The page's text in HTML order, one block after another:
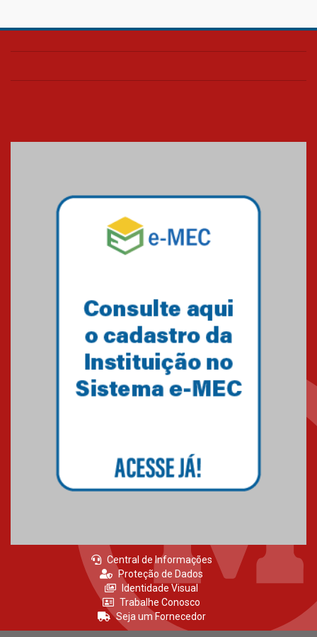
Central de Informações
Proteção de Dados
Identidade Visual
Trabalhe Conosco
Seja um Fornecedor